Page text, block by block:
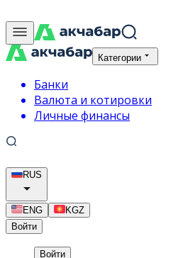
Категории
Банки
Валюта и котировки
Личные финансы
RUS
ENG
KGZ
Войти
Войти